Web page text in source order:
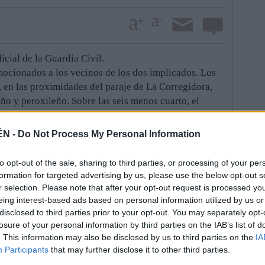
- Do Not Process My Personal Information
opt-out of the sale, sharing to third parties, or processing of your
for targeted advertising by us, please use the below opt-out
selection. Please note that after your opt-out request is processed
interest-based ads based on personal information utilized by us
to third parties prior to your opt-out. You may separately
of your personal information by third parties on the IAB’s list of
This information may also be disclosed by us to third parties on the
Participants that may further disclose it to other third parties.
de la Guardia Civil.
a los vecinos de los dos implicados. Los
en las proximidades del paraje de La Corregidora,
y peroxileño. Sobre las seis menos cuarto, el
Barrero Orea, recibió un disparo que, a la postre, le
Murió en el Hospital San Juan de la Cruz
a tenor de los primeros indicios recogidos por
cómo se accionó el arma exactamente.
la víctima tiró del arma, una carabina del
El movimiento fue suficiente para que su
a este periódico, accionara, supuestamente, el
coincide con las pruebas existentes, como el
a bocajarro, a la altura del costado del
del Cuerpo revisaron, ayer por la mañana, la
de más datos.